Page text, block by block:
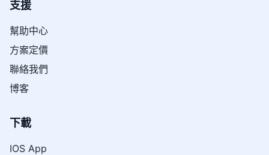
支援
幫助中心
方案定價
聯絡我們
博客
下載
IOS App